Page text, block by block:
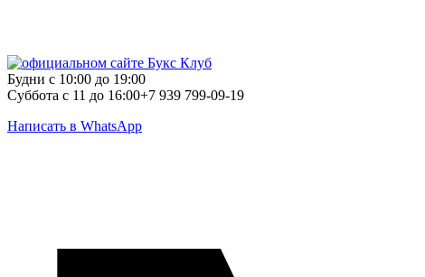
Будни с 10:00 до 19:00
Суббота с 11 до 16:00+7 939 799-09-19
Написать в WhatsApp